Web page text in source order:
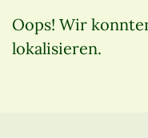
Oops! Wir
lokalisieren.